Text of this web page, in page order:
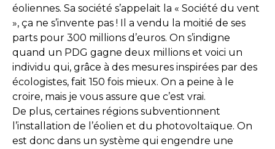
éoliennes. Sa société s’appelait la « Société du vent
», ça ne s’invente pas ! Il a vendu la moitié de ses
parts pour 300 millions d’euros. On s’indigne
quand un PDG gagne deux millions et voici un
individu qui, grâce à des mesures inspirées par des
écologistes, fait 150 fois mieux. On a peine à le
croire, mais je vous assure que c’est vrai.
De plus, certaines régions subventionnent
l’installation de l’éolien et du photovoltaïque. On
est donc dans un système qui engendre une